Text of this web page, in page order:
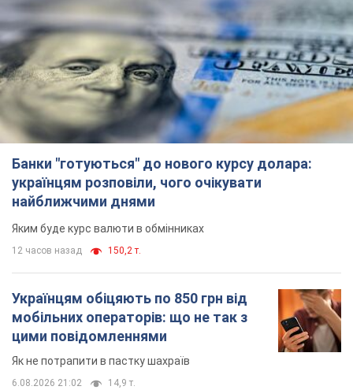
Банки "готуються" до нового курсу долара:
українцям розповіли, чого очікувати
найближчими днями
Яким буде курс валюти в обмінниках
12 часов назад 150,2 т.
Українцям обіцяють по 850 грн від
мобільних операторів: що не так з
цими повідомленнями
Як не потрапити в пастку шахраїв
6.08.2026 21:02 14,9 т.